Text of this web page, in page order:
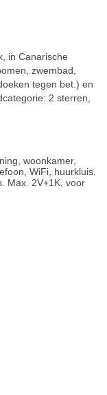
in Canarische
zwembad,
tegen bet.) en
2 sterren,
woonkamer,
WiFi, huurkluis.
Max. 2V+1K, voor